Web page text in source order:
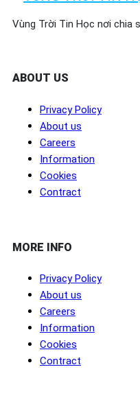
Vùng Trời Tin Học nơi chia
ABOUT US
Privacy Policy
About us
Careers
Information
Cookies
Contract
MORE INFO
Privacy Policy
About us
Careers
Information
Cookies
Contract